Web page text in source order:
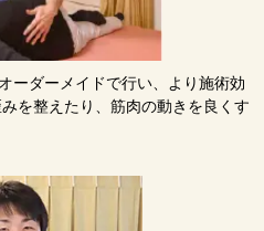
ーダーメイドで行い、より施術効
を整えたり、筋肉の動きを良くす